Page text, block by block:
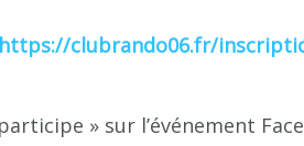
https://clubrando06.fr/
» sur l’événement